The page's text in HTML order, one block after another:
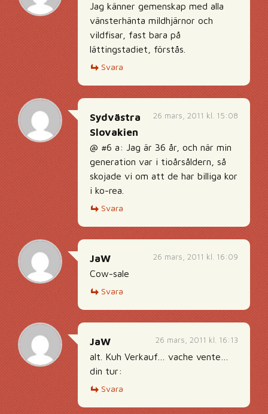
Jag känner gemenskap med alla
vänsterhänta mildhjärnor och
vildfisar, fast bara på
lättingstadiet, förstås.
Svara
26 mars, 2011 kl. 15:08
Sydvästra
Slovakien
@ #6 a: Jag är 36 år, och när min
generation var i tioårsåldern, så
skojade vi om att de har billiga kor
i ko-rea.
Svara
26 mars, 2011 kl. 16:09
JaW
Cow-sale
Svara
26 mars, 2011 kl. 16:13
JaW
alt. Kuh Verkauf… vache vente…
din tur:
Svara